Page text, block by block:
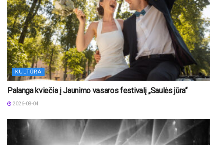
KULTŪRA
Palanga kviečia į Jaunimo vasaros festivalį „Saulės jūra“
2026-08-04